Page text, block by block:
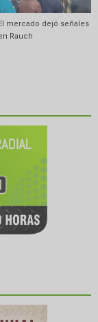
mercado dejó señales
Rauch